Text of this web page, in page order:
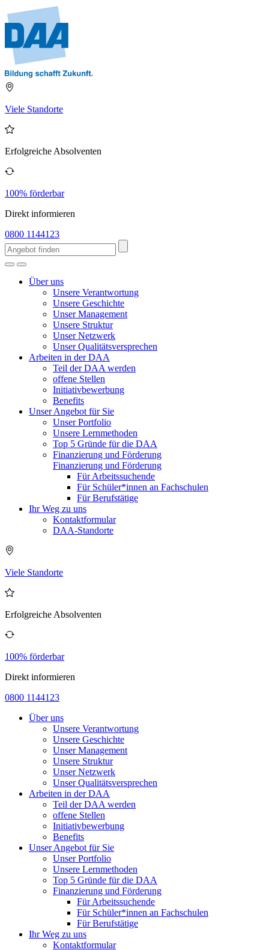
Viele Standorte
Erfolgreiche Absolventen
100% förderbar
Direkt informieren
0800 1144123
Über uns
Unsere Verantwortung
Unsere Geschichte
Unser Management
Unsere Struktur
Unser Netzwerk
Unser Qualitätsversprechen
Arbeiten in der DAA
Teil der DAA werden
offene Stellen
Initiativbewerbung
Benefits
Unser Angebot für Sie
Unser Portfolio
Unsere Lernmethoden
Top 5 Gründe für die DAA
Finanzierung und Förderung
Finanzierung und Förderung
Für Arbeitssuchende
Für Schüler*innen an Fachschulen
Für Berufstätige
Ihr Weg zu uns
Kontaktformular
DAA-Standorte
Viele Standorte
Erfolgreiche Absolventen
100% förderbar
Direkt informieren
0800 1144123
Über uns
Unsere Verantwortung
Unsere Geschichte
Unser Management
Unsere Struktur
Unser Netzwerk
Unser Qualitätsversprechen
Arbeiten in der DAA
Teil der DAA werden
offene Stellen
Initiativbewerbung
Benefits
Unser Angebot für Sie
Unser Portfolio
Unsere Lernmethoden
Top 5 Gründe für die DAA
Finanzierung und Förderung
Für Arbeitssuchende
Für Schüler*innen an Fachschulen
Für Berufstätige
Ihr Weg zu uns
Kontaktformular